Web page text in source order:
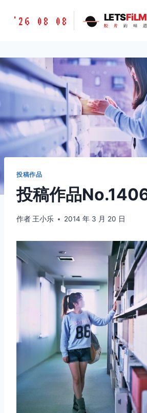
胶
味
道
LETSFILM
'26 08 08 LETSFiLM
胶 片 的 味 道
投稿作品
投稿作品
作者 王小乐 2014 年 3 月 20 日